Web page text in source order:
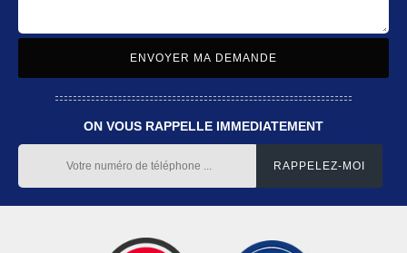
ON VOUS RAPPELLE IMMEDIATEMENT